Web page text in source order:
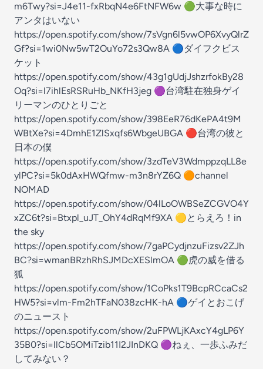
m6Twy?si=J4e11-fxRbqN4e6FtNFW6w 🟢大事な時に
アンタはいない
https://open.spotify.com/show/7sVgn6l5vwOP6XvyQlrZ
Gf?si=1wi0Nw5wT2OuYo72s3Qw8A 🔵ダイフクビス
ケット
https://open.spotify.com/show/43g1gUdjJshzrfokBy28
Oq?si=l7ihlEsRSRuHb_NKfH3jeg 🟣台湾駐在独身ゲイ
リーマンのひとりごと
https://open.spotify.com/show/398EeR76dKePA4t9M
WBtXe?si=4DmhE1ZlSxqfs6WbgeUBGA 🔴台湾の彼と
日本の僕
https://open.spotify.com/show/3zdTeV3WdmppzqLL8e
ylPC?si=5k0dAxHWQfmw-m3n8rYZ6Q 🟠channel
NOMAD
https://open.spotify.com/show/04lLoOWBSeZCGVO4Y
xZC6t?si=Btxpl_uJT_OhY4dRqMf9XA 🟡とらえろ！in
the sky
https://open.spotify.com/show/7gaPCydjnzuFizsv2ZJh
BC?si=wmanBRzhRhSJMDcXESlmOA 🟢虎の威を借る
狐
https://open.spotify.com/show/1CoPks1T9BcpRCcaCs2
HW5?si=vlm-Fm2hTFaN038zcHK-hA 🔵ゲイとおこげ
のニュースト
https://open.spotify.com/show/2uFPWLjKAxcY4gLP6Y
35B0?si=llCb5OMiTzib11I2JInDKQ 🟣ねぇ、一歩ふみだ
してみない？